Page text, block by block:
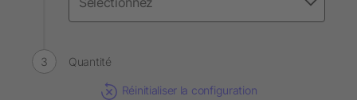
Quantité
Réinitialiser la configuration